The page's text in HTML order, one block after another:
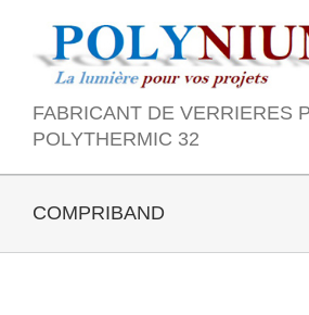
content
FABRICANT DE VERRIERES
POLYTHERMIC 32
COMPRIBAND